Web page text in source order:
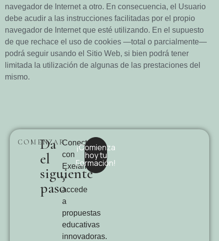
navegador de Internet a otro. En consecuencia, el Usuario
debe acudir a las instrucciones facilitadas por el propio
navegador de Internet que esté utilizando. En el supuesto
de que rechace el uso de cookies —total o parcialmente—
podrá seguir usando el Sitio Web, si bien podrá tener
limitada la utilización de algunas de las prestaciones del
mismo.
COMENZAR
Da
el
siguiente
paso
Conecta
con
Exelaria
y
accede
a
propuestas
educativas
innovadoras.
¡Comienza
hoy tu
Formación!